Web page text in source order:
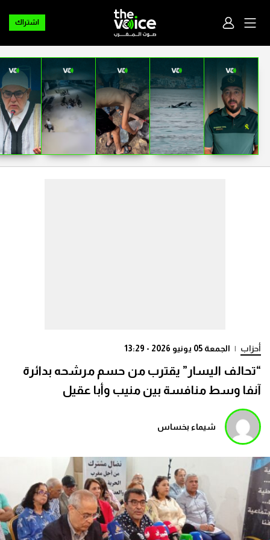
اشتراك
أحزاب | الجمعة 05 يونيو 2026 - 13:29
“تحالف اليسار” يقترب من حسم مرشحه بدائرة
آنفا وسط منافسة بين منيب وأبا عقيل
شيماء بخساس